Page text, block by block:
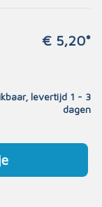
€ 5,20*
levertijd 1 - 3
dagen